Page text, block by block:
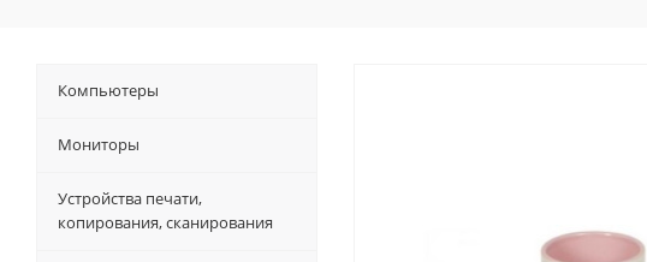
Компьютеры
Мониторы
Устройства печати,
копирования, сканирования